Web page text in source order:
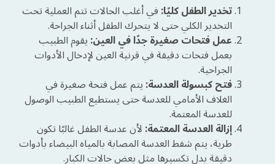
تخدير الطفل كليًا:في أغلب الحالات تتم العملية تحت
التخدير الكلي حتى لا يتحرك الطفل أثناء الجراحة.
عمل فتحات صغيرة جدًا في العين:يقوم الطبيب
بعمل فتحات دقيقة في قرنية العين لإدخال الأدوات
الجراحية.
فتح كبسولة العدسة:يتم عمل فتحة صغيرة في
الغلاف الأمامي للعدسة حتى يستطيع الطبيب الوصول
للعدسة المعتمة.
إزالة العدسة المعتمة:لأن عدسة الطفل غالبًا تكون
طرية، يتم شفط العدسة المصابة بالمياه البيضاء بأدوات
دقيقة بدل تكسيرها مثل بعض حالات الكبار.